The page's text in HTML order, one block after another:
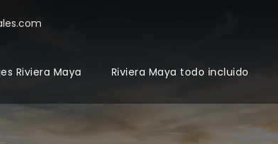
Riviera Maya Riviera Maya todo incluido